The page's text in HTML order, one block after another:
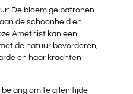
De bloemige patronen
de schoonheid en
Amethist kan een
de natuur bevorderen,
en haar krachten
om te allen tijde